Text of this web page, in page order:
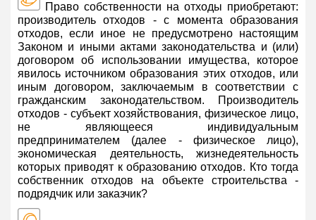
Право собственности на отходы приобретают:
производитель отходов - с момента образования
отходов, если иное не предусмотрено настоящим
Законом и иными актами законодательства и (или)
договором об использовании имущества, которое
явилось источником образования этих отходов, или
иным договором, заключаемым в соответствии с
гражданским законодательством. Производитель
отходов - субъект хозяйствования, физическое лицо,
не являющееся индивидуальным
предпринимателем (далее - физическое лицо),
экономическая деятельность, жизнедеятельность
которых приводят к образованию отходов. Кто тогда
собственник отходов на объекте строительства -
подрядчик или заказчик?